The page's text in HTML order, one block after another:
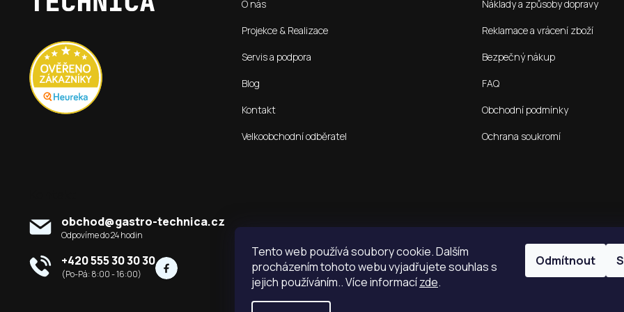
Tento web používá soubory cookie. Dalším
procházením tohoto webu vyjadřujete souhlas s
jejich používáním.. Více informacízde.
Odmítnout
O nás
Projekce & Realizace
Servis a podpora
Blog
Kontakt
Velkoobchodní odběratel
Náklady a způsoby dopravy
Reklamace a vrácení zboží
Bezpečný nákup
FAQ
Obchodní podmínky
Ochrana soukromí
obchod@gastro-technica.cz
+420 555 30 30 30